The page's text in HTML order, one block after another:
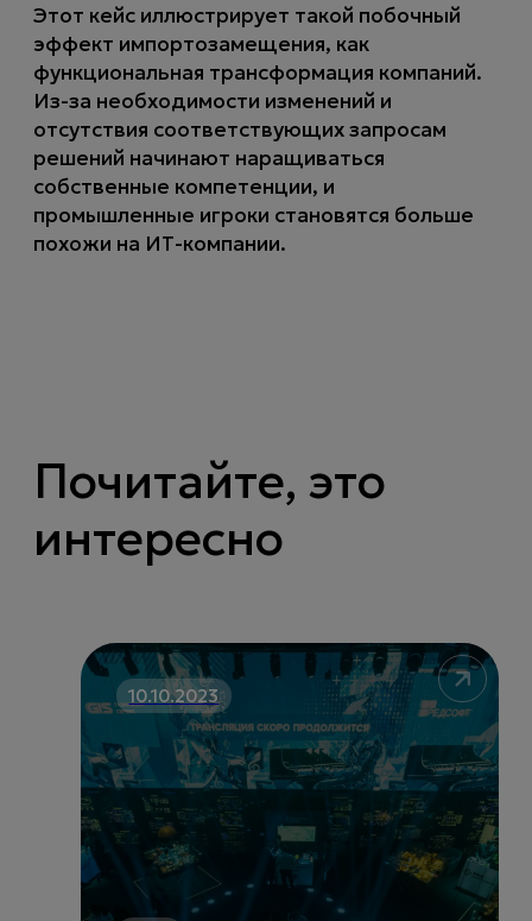
Этот кейс иллюстрирует такой побочный
эффект импортозамещения, как
функциональная трансформация компаний.
Из-за необходимости изменений и
отсутствия соответствующих запросам
решений начинают наращиваться
собственные компетенции, и
промышленные игроки становятся больше
похожи на ИТ-компании.
Почитайте, это
интересно
10.10.2023